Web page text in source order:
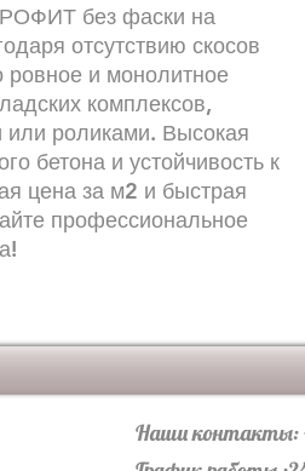
без фаски на
отсутствию скосов
ровное и монолитное
комплексов,
или роликами. Высокая
бетона и устойчивость к
цена за м2 и быстрая
профессиональное
Наши контакты: